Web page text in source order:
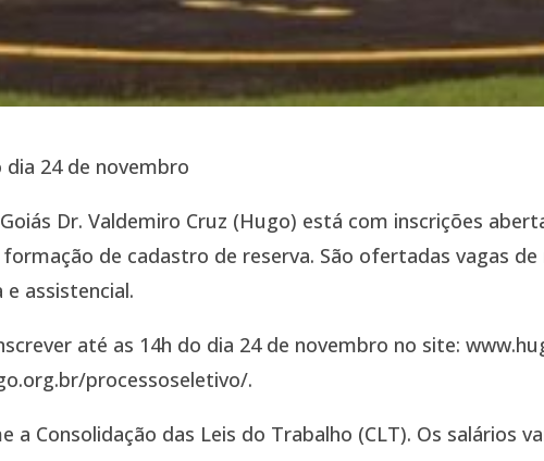
dia 24 de novembro
Dr. Valdemiro Cruz (Hugo) está com inscrições
de cadastro de reserva. São ofertadas vagas
assistencial.
até as 14h do dia 24 de novembro no site:
processoseletivo/.
Consolidação das Leis do Trabalho (CLT). Os salários